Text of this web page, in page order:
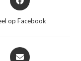
in
nieuw
op Facebook
Opent